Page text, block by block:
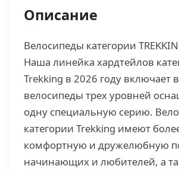
Описание
Велосипеды категории
Наша линейка хардтейлов
Trekking в 2026 году включает
велосипеды трех уровней
одну специальную серию.
категории Trekking имеют
комфортную и дружелюбную
начинающих и любителей, а